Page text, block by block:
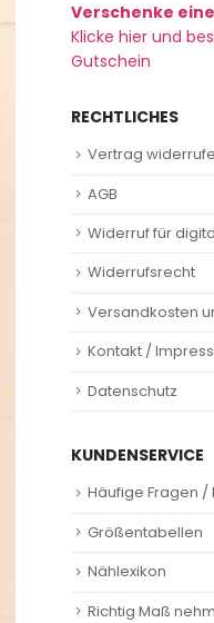
Verschenke
Klicke hier und
Gutschein
RECHTLICHES
Vertrag
AGB
Widerruf für
Widerrufsrecht
Versandkosten
Kontakt /
Datenschutz
KUNDENSERVICE
Häufige Fragen /
Größentabellen
Nählexikon
Richtig Maß